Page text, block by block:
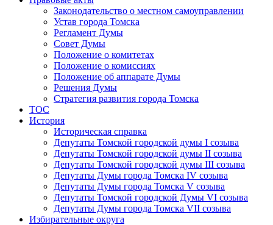
Законодательство о местном самоуправлении
Устав города Томска
Регламент Думы
Совет Думы
Положение о комитетах
Положение о комиссиях
Положение об аппарате Думы
Решения Думы
Стратегия развития города Томска
ТОС
История
Историческая справка
Депутаты Томской городской думы I созыва
Депутаты Томской городской думы II созыва
Депутаты Томской городской думы III созыва
Депутаты Думы города Томска IV созыва
Депутаты Думы города Томска V созыва
Депутаты Томской городской Думы VI созыва
Депутаты Думы города Томска VII созыва
Избирательные округа